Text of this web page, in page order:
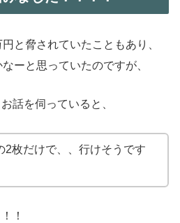
と脅されていたこともあり、
ーと思っていたのですが、
話を伺っていると、
2枚だけで、、行けそうです
！